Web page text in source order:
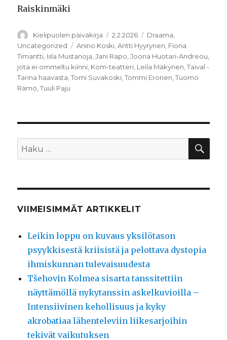
Raiskinmäki
Kirjoittaja
Kielipuolen päiväkirja Julkaistu
2.2.2026 Kategoriat
Draama
Uncategorized
Avainsanat
Anino Koski ,Antti Hyyrynen Fiona
Timantti Isla Mustanoja ,Jani Rapo ,Joona Huotari-Andreou
jota ei ommeltu kiinni Kom-teatteri Leila Mäkynen ,Taival -
Tarina haavasta ,Tomi Suvakoski ,Tommi Eronen ,Tuomo
Rämö ,Tuuli Paju
Etsi:
VIIMEISIMMÄT ARTIKKELIT
Leikin loppu on kuvaus yksilötason
psyykkisestä kriisistä ja pelottava dystopia
ihmiskunnan tulevaisuudesta
Tšehovin Kolmea sisarta tanssitettiin
näyttämöllä nykytanssin askelkuvioilla –
Intensiivinen kehollisuus ja kyky
akrobatiaa lähenteleviin liikesarjoihin
tekivät vaikutuksen